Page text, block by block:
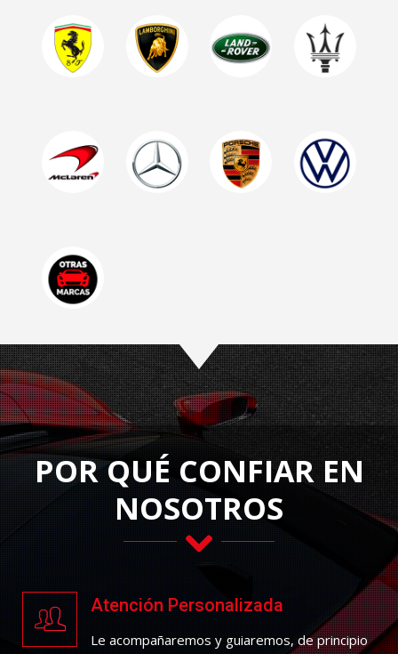
POR QUÉ CONFIAR EN
NOSOTROS
Atención Personalizada
Le acompañaremos y guiaremos, de principio